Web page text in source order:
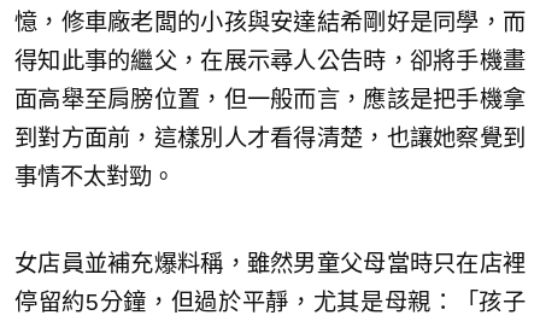
憶，修車廠老闆的小孩與安達結希剛好是同學，而
得知此事的繼父，在展示尋人公告時，卻將手機畫
面高舉至肩膀位置，但一般而言，應該是把手機拿
到對方面前，這樣別人才看得清楚，也讓她察覺到
事情不太對勁。
女店員並補充爆料稱，雖然男童父母當時只在店裡
停留約5分鐘，但過於平靜，尤其是母親：「孩子